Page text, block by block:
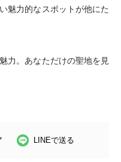
魅力的なスポットが他にた
力。あなただけの聖地を見
LINEで送る